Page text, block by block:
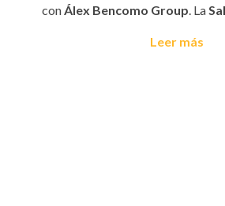
conÁlex Bencomo Group. La
Leer más